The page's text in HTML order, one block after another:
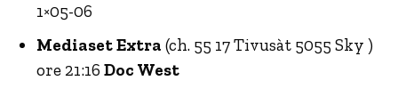
1×05-06
Mediaset Extra (ch. 55 17 Tivusàt 5055 Sky )
ore 21:16 Doc West